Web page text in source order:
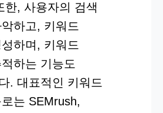
한, 사용자의 검색
하고, 키워드
하며, 키워드
하는 기능도
. 대표적인 키워드
는 SEMrush,